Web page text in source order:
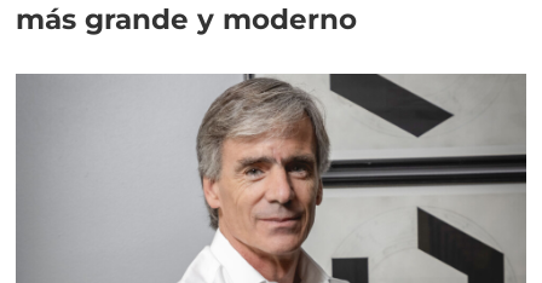
más grande y moderno